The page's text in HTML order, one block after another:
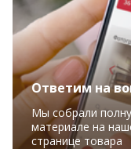
Ответим на
Мы собрали
материале на
странице товара